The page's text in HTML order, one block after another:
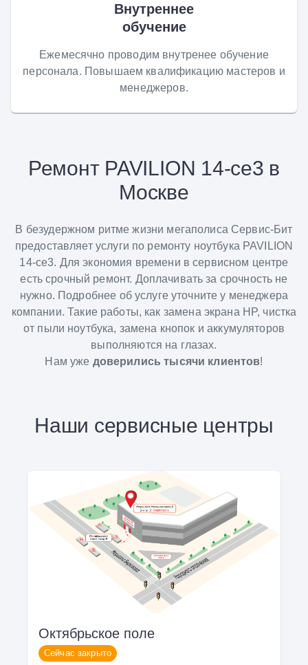
Внутреннее
обучение
Ежемесячно проводим внутренее обучение
персонала. Повышаем квалификацию мастеров и
менеджеров.
Ремонт PAVILION 14-ce3 в
Москве
В безудержном ритме жизни мегаполиса Сервис-Бит
предоставляет услуги по ремонту ноутбука PAVILION
14-ce3. Для экономия времени в сервисном центре
есть срочный ремонт. Доплачивать за срочность не
нужно. Подробнее об услуге уточните у менеджера
компании. Такие работы, как замена экрана HP, чистка
от пыли ноутбука, замена кнопок и аккумуляторов
выполняются на глазах.
Нам уже доверились тысячи клиентов!
Наши сервисные центры
Октябрьское поле
Сейчас закрыто